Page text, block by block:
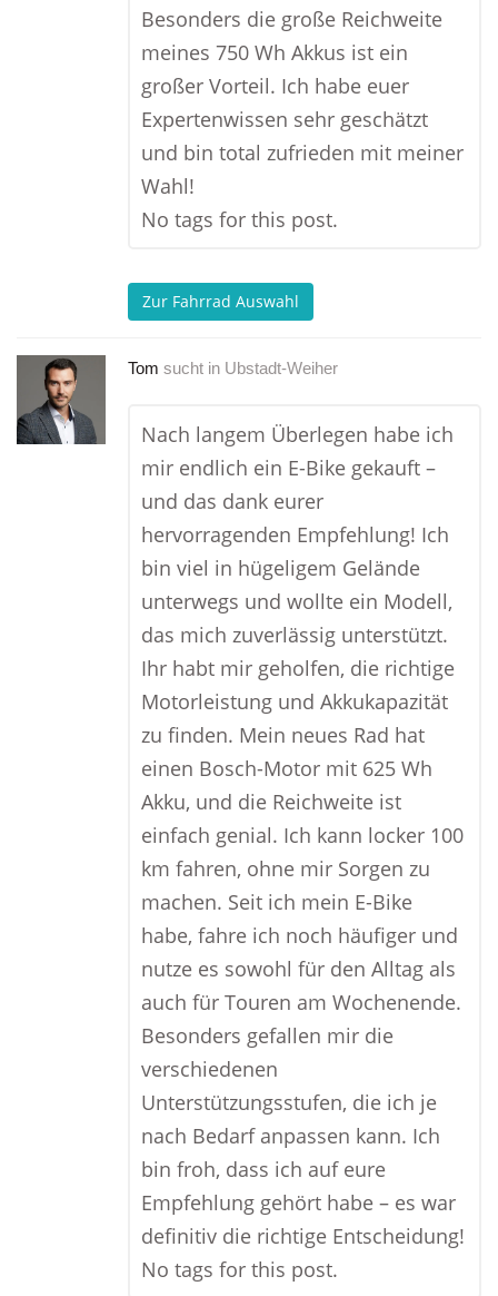
Besonders die große Reichweite
meines 750 Wh Akkus ist ein
großer Vorteil. Ich habe euer
Expertenwissen sehr geschätzt
und bin total zufrieden mit meiner
Wahl!
No tags for this post.
Zur Fahrrad Auswahl
Tom sucht in Ubstadt-Weiher
Nach langem Überlegen habe ich
mir endlich ein E-Bike gekauft –
und das dank eurer
hervorragenden Empfehlung! Ich
bin viel in hügeligem Gelände
unterwegs und wollte ein Modell,
das mich zuverlässig unterstützt.
Ihr habt mir geholfen, die richtige
Motorleistung und Akkukapazität
zu finden. Mein neues Rad hat
einen Bosch-Motor mit 625 Wh
Akku, und die Reichweite ist
einfach genial. Ich kann locker 100
km fahren, ohne mir Sorgen zu
machen. Seit ich mein E-Bike
habe, fahre ich noch häufiger und
nutze es sowohl für den Alltag als
auch für Touren am Wochenende.
Besonders gefallen mir die
verschiedenen
Unterstützungsstufen, die ich je
nach Bedarf anpassen kann. Ich
bin froh, dass ich auf eure
Empfehlung gehört habe – es war
definitiv die richtige Entscheidung!
No tags for this post.